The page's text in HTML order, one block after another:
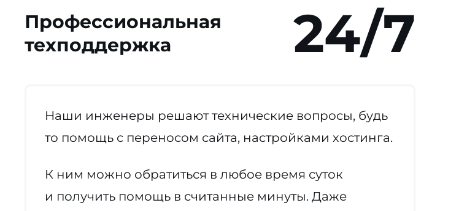
Профессиональная
техподдержка
24/7
Наши инженеры решают технические вопросы, будь
то помощь с переносом сайта, настройками хостинга.
К ним можно обратиться в любое время суток
и получить помощь в считанные минуты. Даже